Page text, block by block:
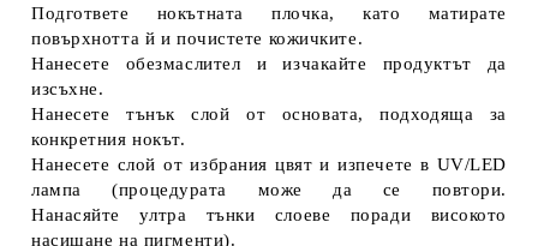
Подгответе нокътната плочка, като матирате
повърхнотта й и почистете кожичките.
Нанесете обезмаслител и изчакайте продуктът да
изсъхне.
Нанесете тънък слой от основата, подходяща за
конкретния нокът.
Нанесете слой от избрания цвят и изпечете в UV/LED
лампа (процедурата може да се повтори.
Нанасяйте ултра тънки слоеве поради високото
насищане на пигменти).